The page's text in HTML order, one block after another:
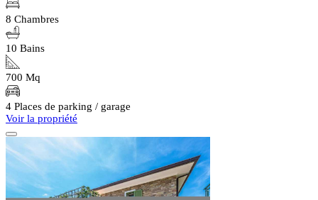
8 Chambres
10 Bains
700 Mq
4 Places de parking / garage
Voir la propriété